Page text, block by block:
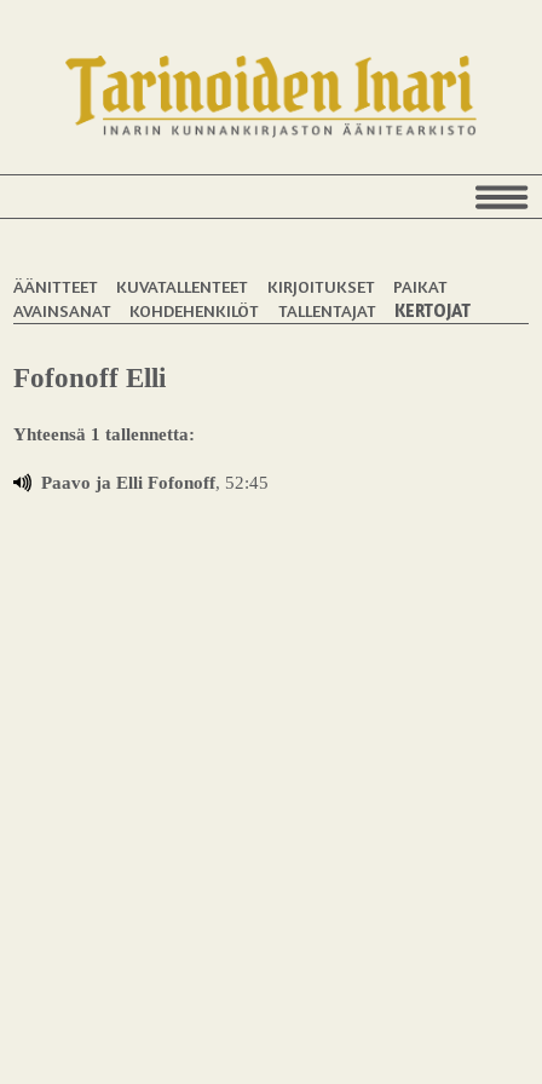
ÄÄNITTEET KUVATALLENTEET KIRJOITUKSET
PAIKAT
AVAINSANAT
KOHDEHENKILÖT TALLENTAJAT KERTOJAT
Fofonoff Elli
Yhteensä 1 tallennetta:
Paavo ja Elli Fofonoff, 52:45